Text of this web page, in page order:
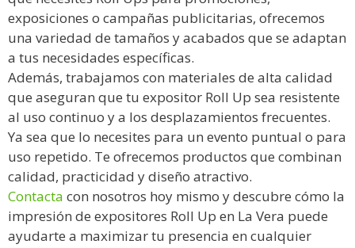
exposiciones o campañas publicitarias, ofrecemos
una variedad de tamaños y acabados que se adaptan
a tus necesidades específicas.
Además, trabajamos con materiales de alta calidad
que aseguran que tu expositor Roll Up sea resistente
al uso continuo y a los desplazamientos frecuentes.
Ya sea que lo necesites para un evento puntual o para
uso repetido. Te ofrecemos productos que combinan
calidad, practicidad y diseño atractivo.
Contacta con nosotros hoy mismo y descubre cómo la
impresión de expositores Roll Up en La Vera puede
ayudarte a maximizar tu presencia en cualquier